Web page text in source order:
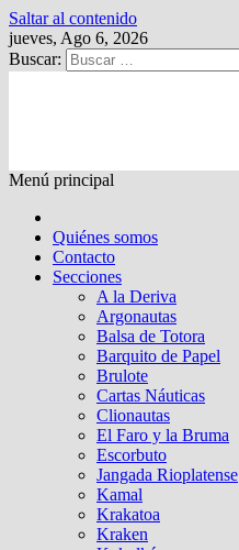
Saltar al contenido
jueves, Ago 6, 2026
Buscar:
Menú principal
Quiénes somos
Contacto
Secciones
A la Deriva
Argonautas
Balsa de Totora
Barquito de Papel
Brulote
Cartas Náuticas
Clionautas
El Faro y la Bruma
Escorbuto
Jangada Rioplatense
Kamal
Krakatoa
Kraken